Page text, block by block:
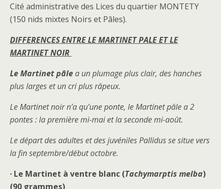
Cité administrative des Lices du quartier MONTETY
(150 nids mixtes Noirs et Pâles).
DIFFERENCES ENTRE LE MARTINET PALE ET LE
MARTINET NOIR
Le Martinet pâlea un plumage plus clair, des hanches
plus larges et un cri plus râpeux.
Le Martinet noir n’a qu’une ponte, le Martinet pâle a 2
pontes : la première mi-mai et la seconde mi-août.
Le départ des adultes et des juvéniles Pallidus se situe vers
la fin septembre/début octobre.
· Le Martinet à ventre blanc (Tachymarptis melba)
(90 grammes)